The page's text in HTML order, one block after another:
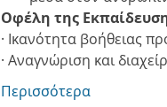
Οφέλη της
· Ικανότητα βοήθειας
· Αναγνώριση και
Περισσότερα